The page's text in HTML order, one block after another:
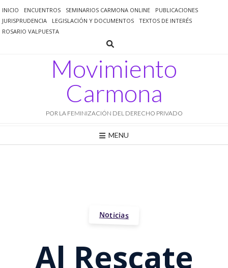
al
contenido
INICIO ENCUENTROS SEMINARIOS CARMONA ONLINE
PUBLICACIONES
JURISPRUDENCIA
LEGISLACIÓN Y DOCUMENTOS
TEXTOS DE INTERÉS
ROSARIO VALPUESTA
Movimiento
Carmona
POR LA FEMINIZACIÓN DEL DERECHO PRIVADO
MENU
Noticias
Al Rescate